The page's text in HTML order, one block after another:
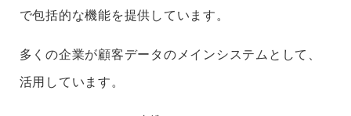
で包括的な機能を提供しています。
多くの企業が顧客データのメインシステムとして、
活用しています。